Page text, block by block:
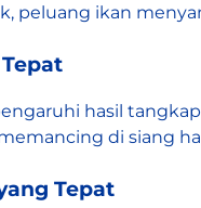
peluang ikan
hasil
di siang
Tepat